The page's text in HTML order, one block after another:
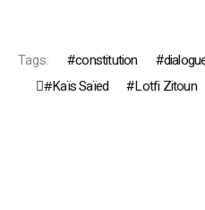
Tags: constitution
ُKaïs Saïed
Lotfi Zitoun